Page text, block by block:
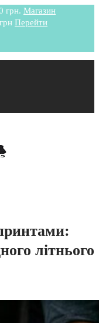
грн. Магазин
Перейти
літнього